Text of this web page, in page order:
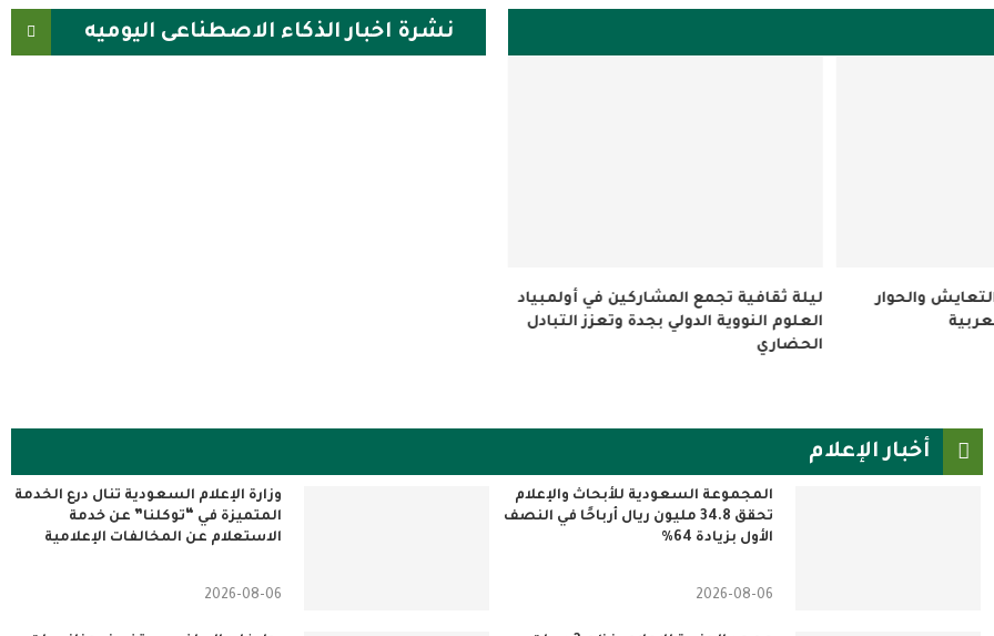
في أولمبياد
وتعزز التبادل
مهرجان القاهرة للمسرح التجريبي يحتفي
بالمخرج الكويتي سليمان البسام بورشة
متخصصة
نشرة اخبار الذكاء الاصطناعى اليوميه
أخبار الإعلام
وزارة الإعلام السعودية تنال درع الخدمة
المتميزة في “توكلنا” عن خدمة
الاستعلام عن المخالفات الإعلامية
2026-08-06
المجموعة السعودية للأبحاث والإعلام
تحقق 34.8 مليون ريال أرباحًا في النصف
الأول بزيادة 64%
2026-08-06